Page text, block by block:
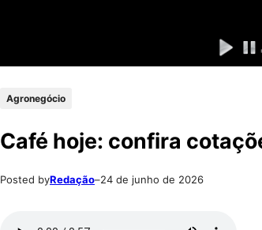
Agronegócio
Café hoje: confira
Posted byRedação–24 de junho de 2026